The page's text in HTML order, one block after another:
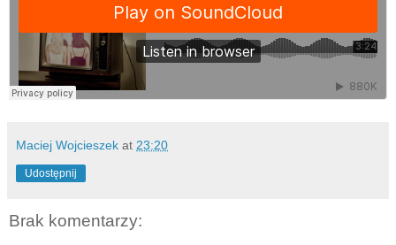
Maciej Wojcieszek at 23:20
Udostępnij
Brak komentarzy: